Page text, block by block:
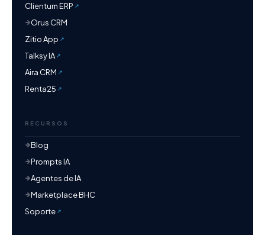
Clientum ERP
Orus CRM
Zitio App
Talksy IA
Aira CRM
Renta25
RECURSOS
Blog
Prompts IA
Agentes de IA
Marketplace BHC
Soporte